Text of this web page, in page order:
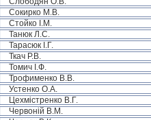
Сокирко М.В.
Стойко І.М.
Танюк Л.С.
Тарасюк І.Г.
Ткач Р.В.
Томич І.Ф.
Трофименко В.В.
Устенко О.А.
Цехмістренко В.Г.
Червоній В.М.